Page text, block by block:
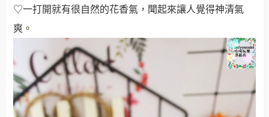
♡一打開就有很自然的花香氣，聞起來讓人覺得神清氣
爽 。